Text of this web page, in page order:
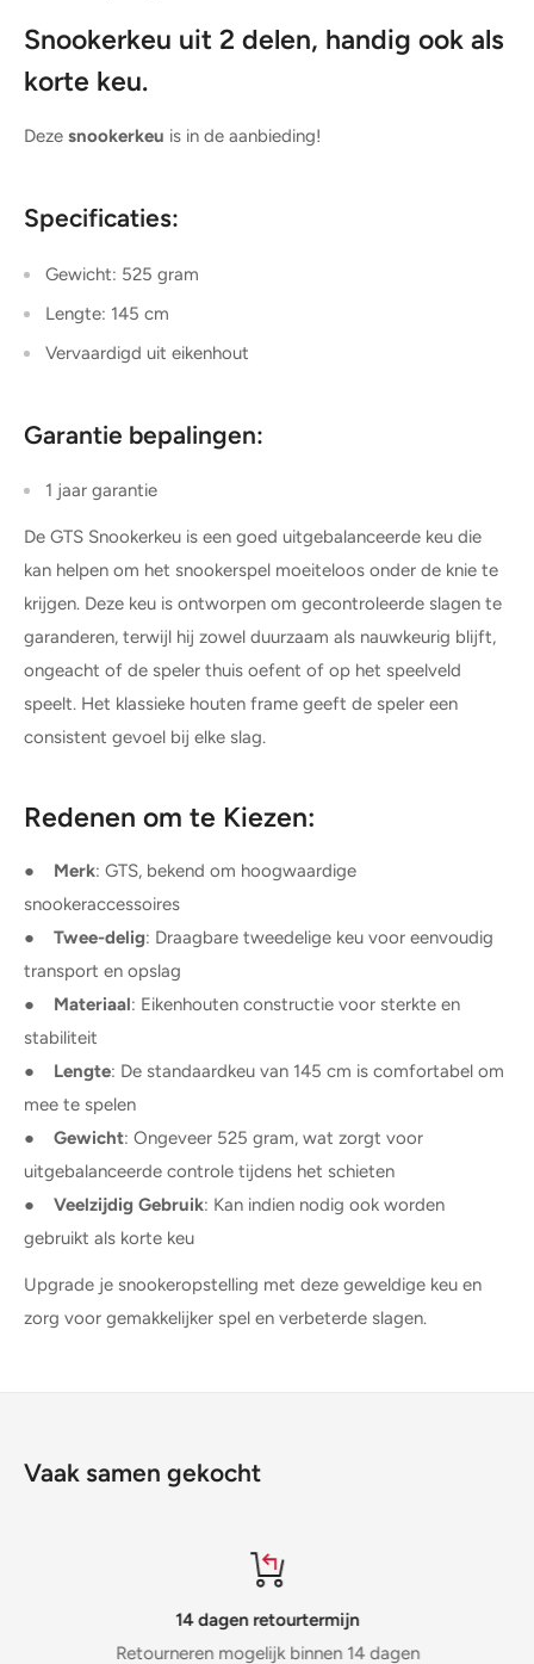
Snookerkeu uit 2 delen, handig ook als
korte keu.
Deze snookerkeu is in de aanbieding!
Specificaties:
Gewicht: 525 gram
Lengte: 145 cm
Vervaardigd uit eikenhout
Garantie bepalingen:
1 jaar garantie
De GTS Snookerkeu is een goed uitgebalanceerde keu die
kan helpen om het snookerspel moeiteloos onder de knie te
krijgen. Deze keu is ontworpen om gecontroleerde slagen te
garanderen, terwijl hij zowel duurzaam als nauwkeurig blijft,
ongeacht of de speler thuis oefent of op het speelveld
speelt. Het klassieke houten frame geeft de speler een
consistent gevoel bij elke slag.
Redenen om te Kiezen:
● Merk: GTS, bekend om hoogwaardige
snookeraccessoires
●
Twee-delig: Draagbare tweedelige keu voor eenvoudig
transport en opslag
● Materiaal: Eikenhouten constructie voor sterkte en
stabiliteit
● Lengte: De standaardkeu van 145 cm is comfortabel om
mee te spelen
● Gewicht: Ongeveer 525 gram, wat zorgt voor
uitgebalanceerde controle tijdens het schieten
● Veelzijdig Gebruik: Kan indien nodig ook worden
gebruikt als korte keu
Upgrade je snookeropstelling met deze geweldige keu en
zorg voor gemakkelijker spel en verbeterde slagen.
Vaak samen gekocht
14 dagen retourtermijn
Retourneren mogelijk binnen 14 dagen